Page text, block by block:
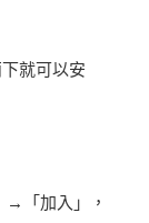
就可以安
「加入」，